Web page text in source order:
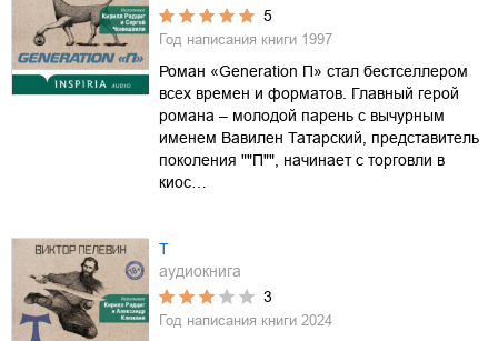
5
Год написания книги 1997
Роман «Generation П» стал бестселлером
всех времен и форматов. Главный герой
романа – молодой парень с вычурным
именем Вавилен Татарский, представитель
поколения ""П"", начинает с торговли в
киос…
Т
аудиокнига
3
Год написания книги 2024